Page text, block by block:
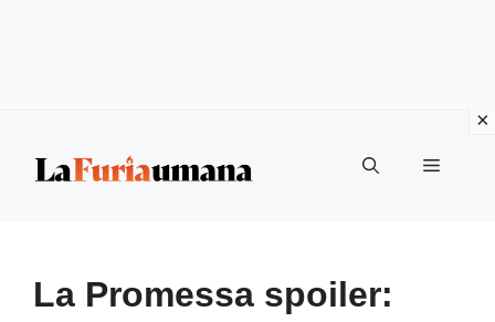
Menu
La Promessa spoiler: